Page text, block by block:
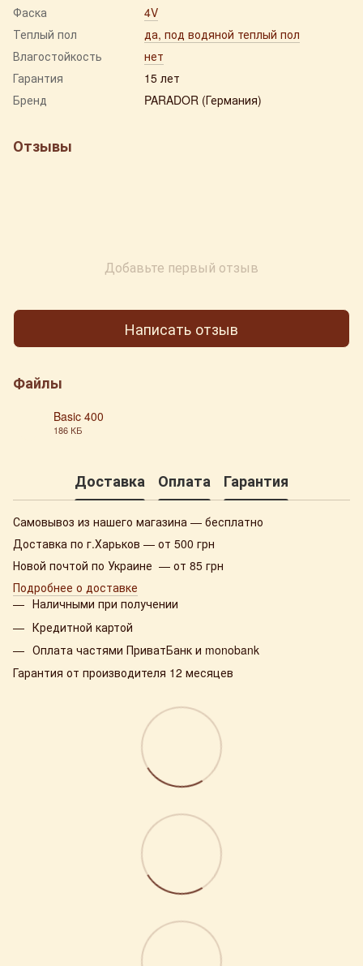
Фаска
4V
Теплый пол
да, под водяной теплый пол
Влагостойкость
нет
Гарантия
15 лет
Бренд
PARADOR (Германия)
Отзывы
Добавьте первый отзыв
Написать отзыв
Файлы
Basic 400
186 КБ
Доставка Оплата Гарантия
Самовывоз из нашего магазина — бесплатно
Доставка по г.Харьков — от 500 грн
Новой почтой по Украине — от 85 грн
Подробнее о доставке
Наличными при получении
Кредитной картой
Оплата частями ПриватБанк и monobank
Гарантия от производителя 12 месяцев